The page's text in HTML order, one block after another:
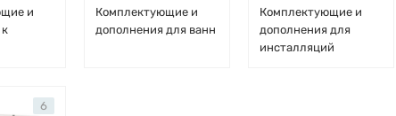
и
Комплектующие и
дополнения для ванн
Комплектующие и
дополнения для
инсталляций
6